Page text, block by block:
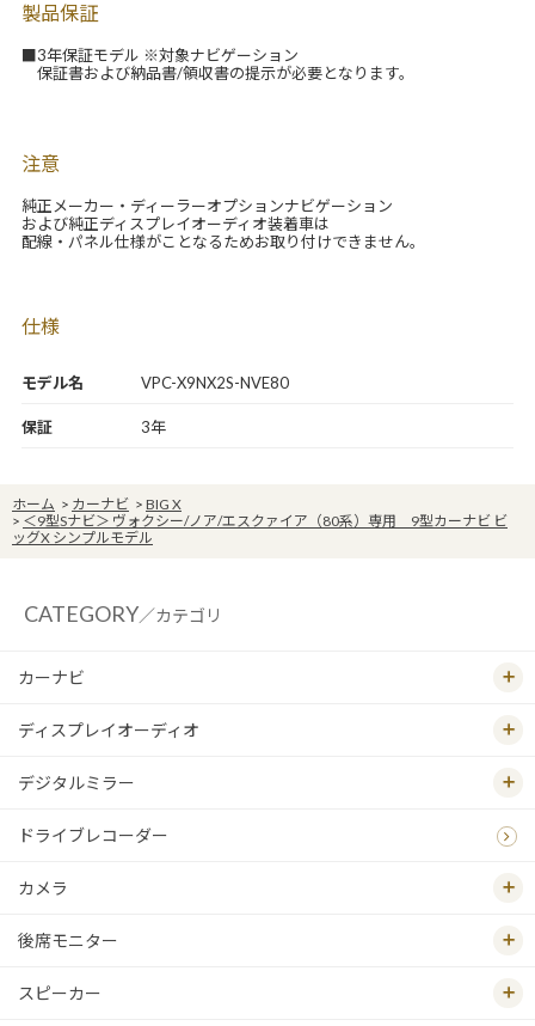
モデル名 VPC-X9NX2S-NVE80
製品保証
■3年保証モデル ※対象ナビゲーション
保証書および納品書/領収書の提示が必要となります。
注意
純正メーカー・ディーラーオプションナビゲーション
および純正ディスプレイオーディオ装着車は
配線・パネル仕様がことなるためお取り付けできません。
仕様
保証 3年
ホーム > カーナビ > BIG X
> ＜9型Sナビ＞ ヴォクシー/ノア/エスクァイア（80系）専用 9型カーナビ ビ
ッグX シンプルモデル
CATEGORY／カテゴリ
カーナビ
ディスプレイオーディオ
デジタルミラー
ドライブレコーダー
カメラ
後席モニター
スピーカー